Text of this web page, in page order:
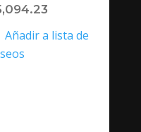
Añadir a lista de